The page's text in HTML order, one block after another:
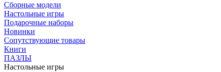
Сборные модели
Настольные игры
Подарочные наборы
Новинки
Сопутствующие товары
Книги
ПАЗЛЫ
Настольные игры